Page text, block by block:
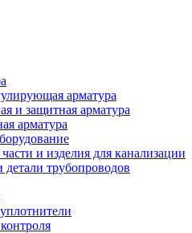
арматура
и защитная арматура
арматура
и изделия для канализации
трубопроводов